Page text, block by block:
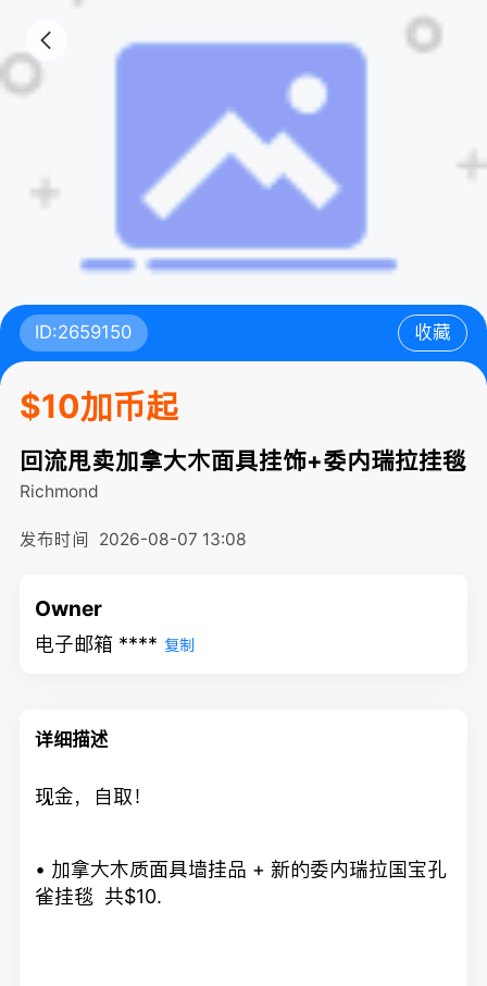
ID:2659150 收藏
$10加币起
回流甩卖加拿大木面具挂饰+委内瑞拉挂毯
Richmond
发布时间 2026-08-07 13:08
Owner
电子邮箱 **** 复制
详细描述
现金，自取！
• 加拿大木质面具墙挂品 +新的委内瑞拉国宝孔
雀挂毯 共$10.